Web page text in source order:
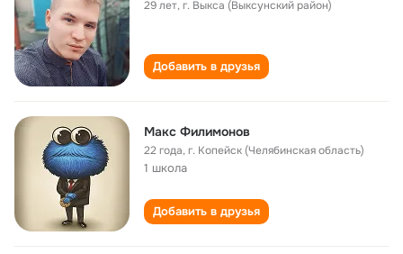
29 лет,г. Выкса (Выксунский район)
Добавить в друзья
Макс Филимонов
22 года,г. Копейск (Челябинская область)
1 школа
Добавить в друзья